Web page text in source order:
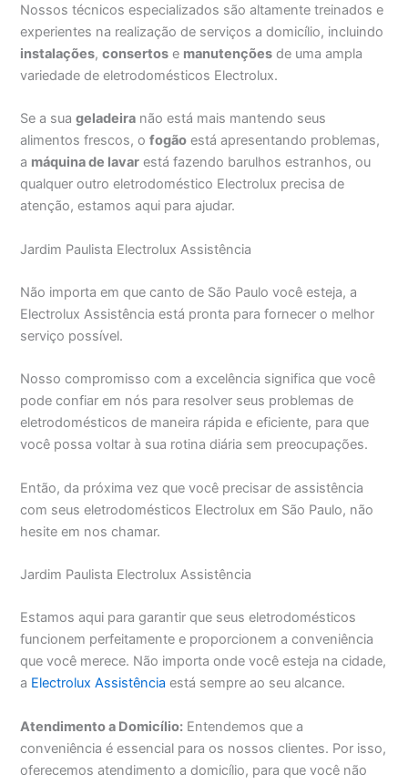
Nossos técnicos especializados são altamente treinados e
experientes na realização de serviços a domicílio, incluindo
instalações,consertos e manutenções de uma ampla
variedade de eletrodomésticos Electrolux.
Se a suageladeira não está mais mantendo seus
alimentos frescos, ofogão está apresentando problemas,
a máquina de lavar está fazendo barulhos estranhos, ou
qualquer outro eletrodoméstico Electrolux precisa de
atenção, estamos aqui para ajudar.
Jardim Paulista Electrolux Assistência
Não importa em que canto de São Paulo você esteja, a
Electrolux Assistência está pronta para fornecer o melhor
serviço possível.
Nosso compromisso com a excelência significa que você
pode confiar em nós para resolver seus problemas de
eletrodomésticos de maneira rápida e eficiente, para que
você possa voltar à sua rotina diária sem preocupações.
Então, da próxima vez que você precisar de assistência
com seus eletrodomésticos Electrolux em São Paulo, não
hesite em nos chamar.
Jardim Paulista Electrolux Assistência
Estamos aqui para garantir que seus eletrodomésticos
funcionem perfeitamente e proporcionem a conveniência
que você merece. Não importa onde você esteja na cidade,
a Electrolux Assistência está sempre ao seu alcance.
Atendimento a Domicílio: Entendemos que a
conveniência é essencial para os nossos clientes. Por isso,
oferecemos atendimento a domicílio, para que você não